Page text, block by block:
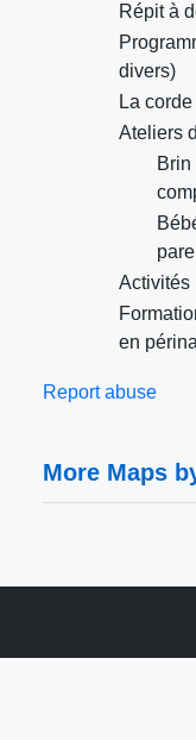
Répit à
divers)
La
Ateliers
Activités
en
Report abuse
More Maps